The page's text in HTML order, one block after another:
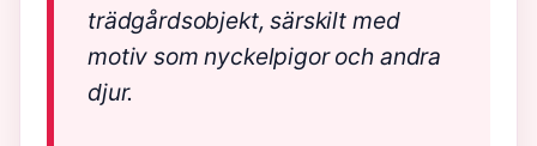
trädgårdsobjekt, särskilt med
motiv som nyckelpigor och andra
djur.